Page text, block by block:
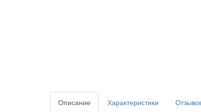
Описание Характеристики